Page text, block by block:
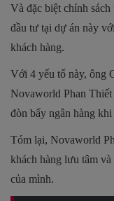
Và đặc biệt chính
đầu tư tại dự án này
khách hàng.
Với 4 yếu tố này, ông
Novaworld Phan Thiết
đòn bẩy ngân hàng
Tóm lại, Novaworld
khách hàng lưu tâm
của mình.